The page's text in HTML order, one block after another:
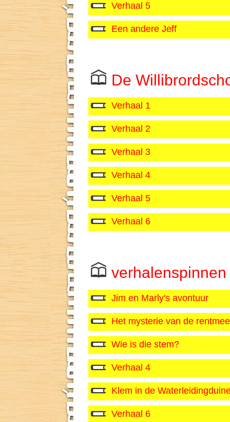
Verhaal 5
Een andere Jeff
De
Verhaal 1
Verhaal 2
Verhaal 3
Verhaal 4
Verhaal 5
Verhaal 6
Jim en Marly's avontuur
Het mysterie van de
Wie is die stem?
Verhaal 4
Klem in de
Verhaal 6